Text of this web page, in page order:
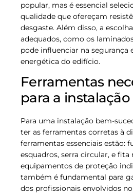
popular, mas é essencial
qualidade que ofereçam
desgaste. Além disso, a
adequados, como os
pode influenciar na segurança
energética do edifício.
Ferramentas
para a instalação
Para uma instalação bem-
ter as ferramentas corretas à
ferramentas essenciais estão:
esquadros, serra circular, e fita
equipamentos de proteção
também é fundamental para
dos profissionais envolvidos